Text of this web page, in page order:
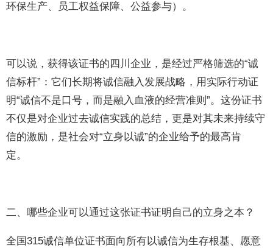
环保生产、员工权益保障、公益参与）。
可以说，获得该证书的四川企业，是经过严格筛选的“诚
信标杆”：它们长期将诚信融入发展战略，用实际行动证
明“诚信不是口号，而是融入血液的经营准则”。这份证书
不仅是对企业过去诚信实践的总结，更是对其未来持续守
信的激励，是社会对“立身以诚”的企业给予的最高肯
定。
二、哪些企业可以通过这张证书证明自己的立身之本？
全国315诚信单位证书面向所有以诚信为生存根基、愿意